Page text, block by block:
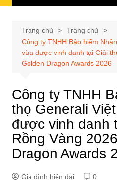
Trang chủ
Trang chủ
Công ty TNHH Bảo hiểm
vừa được vinh danh tại Giải
Golden Dragon Awards 2026
Công ty TNHH
thọ Generali
được vinh danh
Rồng Vàng
Dragon Awards
Gia đình hiện đại 0